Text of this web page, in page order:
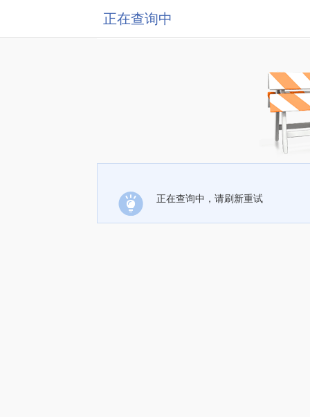
正在查询中
正在查询中，请刷新重试